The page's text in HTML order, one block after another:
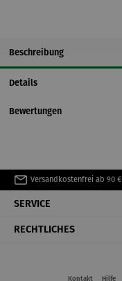
Beschreibung
Details
Bewertungen
Versandkostenfrei ab 90 €
SERVICE
RECHTLICHES
Kontakt Hilfe